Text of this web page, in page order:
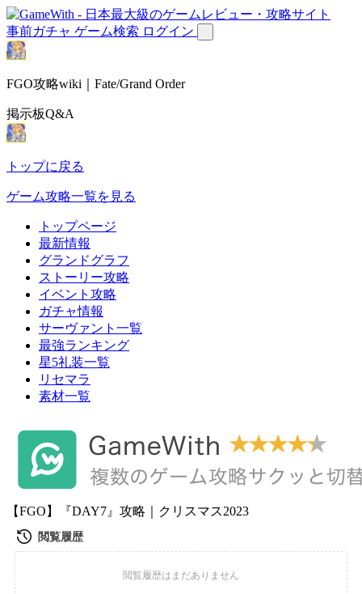
事前ガチャ ゲーム検索 ログイン
FGO攻略wiki｜Fate/Grand Order
掲示板Q&A
トップに戻る
ゲーム攻略一覧を見る
トップページ
最新情報
グランドグラフ
ストーリー攻略
イベント攻略
ガチャ情報
サーヴァント一覧
最強ランキング
星5礼装一覧
リセマラ
素材一覧
【FGO】『DAY7』攻略｜クリスマス2023